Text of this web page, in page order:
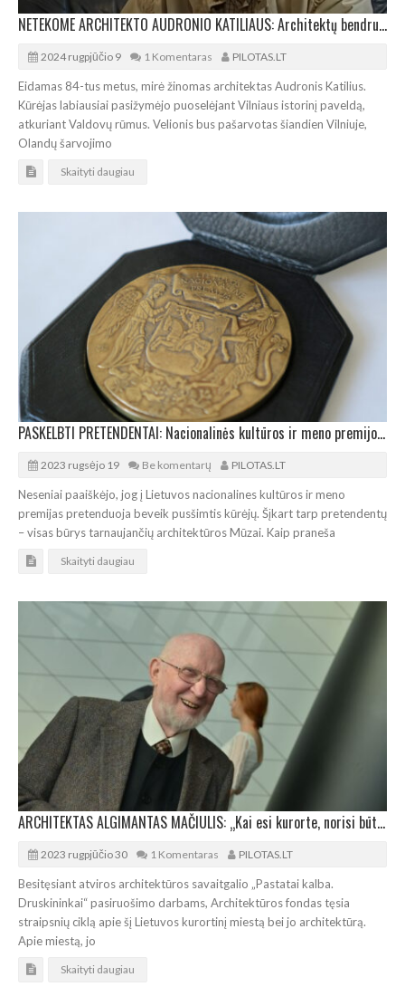
NETEKOME ARCHITEKTO AUDRONIO KATILIAUS: Architektų bendruomenė reiškia gilią užuojautą
2024 rugpjūčio 9 1 Komentaras PILOTAS.LT
Eidamas 84-tus metus, mirė žinomas architektas Audronis Katilius.
Kūrėjas labiausiai pasižymėjo puoselėjant Vilniaus istorinį paveldą,
atkuriant Valdovų rūmus. Velionis bus pašarvotas šiandien Vilniuje,
Olandų šarvojimo
Skaityti daugiau
PASKELBTI PRETENDENTAI: Nacionalinės kultūros ir meno premijos siekia ir architektūrinis būrys
2023 rugsėjo 19 Be komentarų PILOTAS.LT
Neseniai paaiškėjo, jog į Lietuvos nacionalines kultūros ir meno
premijas pretenduoja beveik pusšimtis kūrėjų. Šįkart tarp pretendentų
– visas būrys tarnaujančių architektūros Mūzai. Kaip praneša
Skaityti daugiau
ARCHITEKTAS ALGIMANTAS MAČIULIS: „Kai esi kurorte, norisi būti arčiau gamtos“
2023 rugpjūčio 30 1 Komentaras PILOTAS.LT
Besitęsiant atviros architektūros savaitgalio „Pastatai kalba.
Druskininkai“ pasiruošimo darbams, Architektūros fondas tęsia
straipsnių ciklą apie šį Lietuvos kurortinį miestą bei jo architektūrą.
Apie miestą, jo
Skaityti daugiau